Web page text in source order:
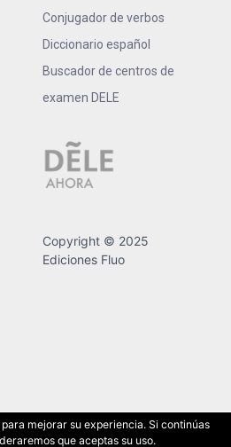
Conjugador de verbos
Diccionario español
Buscador de centros de
examen DELE
Copyright © 2025
Ediciones Fluo
mejorar su experiencia. Si continúas
que aceptas su uso.